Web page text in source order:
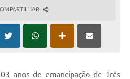
anos de emancipação de Três